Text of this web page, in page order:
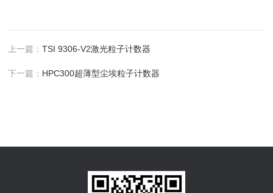
上一篇：TSI 9306-V2激光粒子计数器
下一篇： HPC300超薄型尘埃粒子计数器